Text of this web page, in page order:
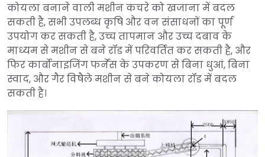
कोयला बनाने वाली मशीन कचरे को खजाना में बदल
सकती है, सभी उपलब्ध कृषि और वन संसाधनों का पूर्ण
उपयोग कर सकती है, उच्च तापमान और उच्च दबाव के
माध्यम से मशीन से बने रॉड में परिवर्तित कर सकती है, और
फिर कार्बोनाइजिंग फर्नेस के उपकरण से बिना धुआं, बिना
स्वाद, और गैर विषैले मशीन से बने कोयला रॉड में बदल
सकती है।